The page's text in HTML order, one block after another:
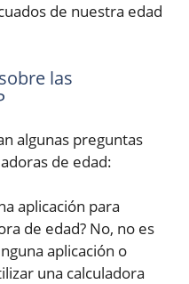
de nuestra edad
las
algunas preguntas
de edad:
aplicación para
de edad? No, no es
aplicación o
una calculadora